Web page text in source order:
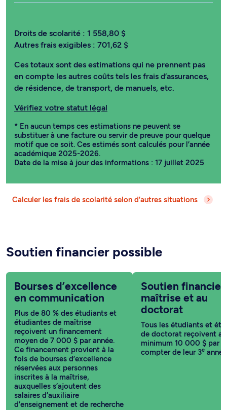
Droits de scolarité : 1 558,80 $
Autres frais exigibles : 701,62 $
Ces totaux sont des estimations qui ne prennent pas
en compte les autres coûts tels les frais d’assurances,
de résidence, de transport, de manuels, etc.
Vérifiez votre statut légal
* En aucun temps ces estimations ne peuvent se
substituer à une facture ou servir de preuve pour quelque
motif que ce soit. Ces estimés sont calculés pour l’année
académique 2025-2026.
Date de la mise à jour des informations : 17 juillet 2025
Calculer les frais de scolarité selon d’autres situations
Soutien financier possible
Bourses d’excellence
en communication
Plus de 80 % des étudiants et
étudiantes de maîtrise
reçoivent un financement
moyen de 7 000 $ par année.
Ce financement provient à la
fois de bourses d’excellence
réservées aux personnes
inscrites à la maîtrise,
auxquelles s’ajoutent des
salaires d’auxiliaire
d’enseignement et de recherche
Soutien financier
maîtrise et au
doctorat
Tous les étudiants et
de doctorat reçoivent au
minimum 10 000 $ par
compter de leur 3e